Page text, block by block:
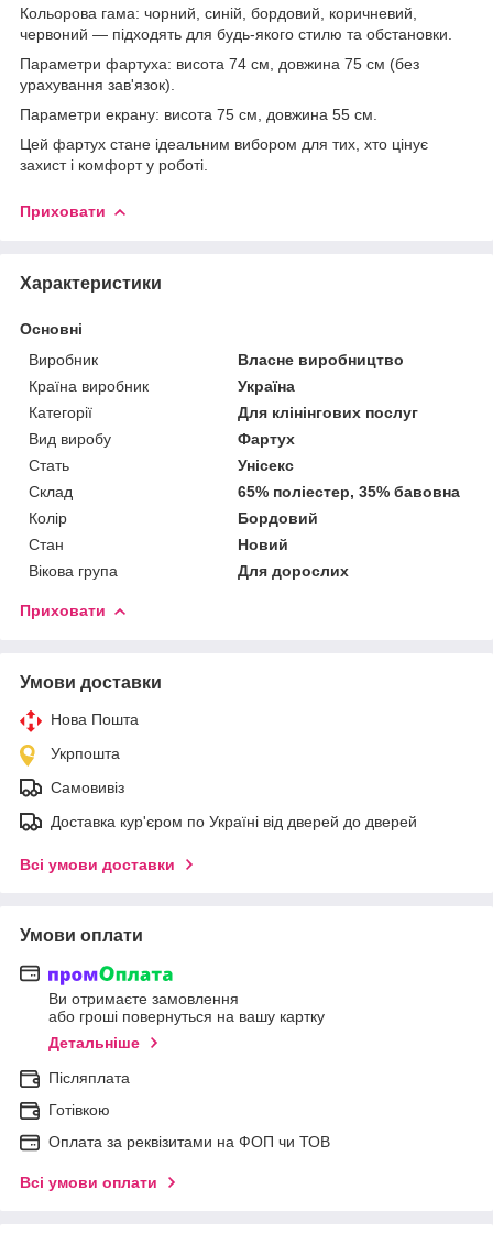
Кольорова гама: чорний, синій, бордовий, коричневий,
червоний — підходять для будь-якого стилю та обстановки.
Параметри фартуха: висота 74 см, довжина 75 см (без
урахування зав'язок).
Параметри екрану: висота 75 см, довжина 55 см.
Цей фартух стане ідеальним вибором для тих, хто цінує
захист і комфорт у роботі.
Приховати
Характеристики
Основні
Виробник
Власне виробництво
Країна виробник
Україна
Категорії
Для клінінгових послуг
Вид виробу
Фартух
Стать
Унісекс
Склад
65% поліестер, 35% бавовна
Колір
Бордовий
Стан
Новий
Вікова група
Для дорослих
Приховати
Умови доставки
Нова Пошта
Укрпошта
Самовивіз
Доставка кур'єром по Україні від дверей до дверей
Всі умови доставки
Умови оплати
Ви отримаєте замовлення
або гроші повернуться на вашу картку
Детальніше
Післяплата
Готівкою
Оплата за реквізитами на ФОП чи ТОВ
Всі умови оплати